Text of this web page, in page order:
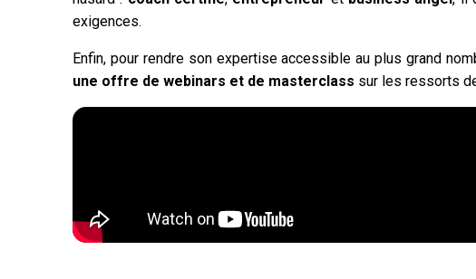
exigences.
Enfin, pour rendre son expertise accessible au plus grand
une offre de webinars et de masterclass sur les ressorts